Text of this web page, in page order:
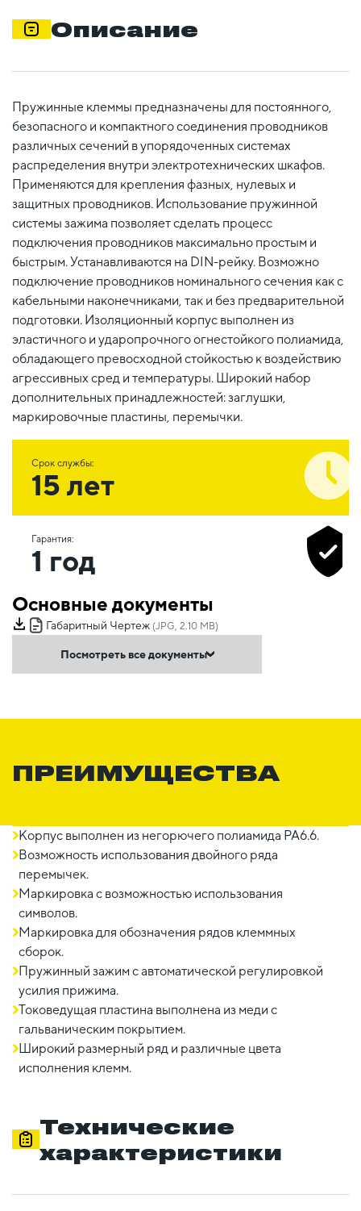
Описание
Пружинные клеммы предназначены для постоянного,
безопасного и компактного соединения проводников
различных сечений в упорядоченных системах
распределения внутри электротехнических шкафов.
Применяются для крепления фазных, нулевых и
защитных проводников. Использование пружинной
системы зажима позволяет сделать процесс
подключения проводников максимально простым и
быстрым. Устанавливаются на DIN-рейку. Возможно
подключение проводников номинального сечения как с
кабельными наконечниками, так и без предварительной
подготовки. Изоляционный корпус выполнен из
эластичного и ударопрочного огнестойкого полиамида,
обладающего превосходной стойкостью к воздействию
агрессивных сред и температуры. Широкий набор
дополнительных принадлежностей: заглушки,
маркировочные пластины, перемычки.
Срок службы:
15 лет
Гарантия:
1 год
Основные документы
Габаритный Чертеж (JPG, 2.10 MB)
Посмотреть все документы
ПРЕИМУЩЕСТВА
Корпус выполнен из негорючего полиамида PA6.6.
Возможность использования двойного ряда
перемычек.
Маркировка с возможностью использования
символов.
Маркировка для обозначения рядов клеммных
сборок.
Пружинный зажим с автоматической регулировкой
усилия прижима.
Токоведущая пластина выполнена из меди с
гальваническим покрытием.
Широкий размерный ряд и различные цвета
исполнения клемм.
Технические
характеристики